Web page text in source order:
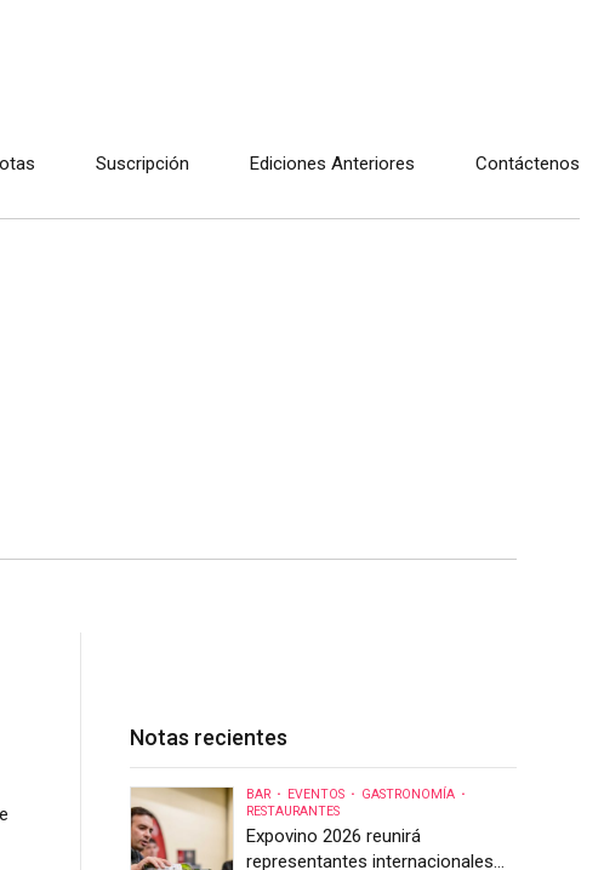
Suscripción Ediciones Anteriores Contáctenos
Notas recientes
BAR EVENTOS
GASTRONOMÍA
RESTAURANTES
Expovino 2026 reunirá
representantes internacionales